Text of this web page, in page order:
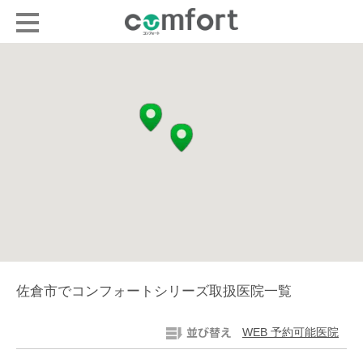
佐倉市でコンフォートシリーズ取扱医院一覧
WEB 予約可能医院